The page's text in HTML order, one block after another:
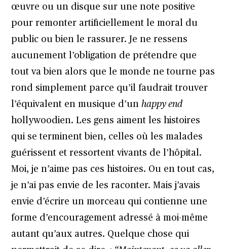
œuvre ou un disque sur une note positive
pour remonter artificiellement le moral du
public ou bien le rassurer. Je ne ressens
aucunement l’obligation de prétendre que
tout va bien alors que le monde ne tourne pas
rond simplement parce qu’il faudrait trouver
l’équivalent en musique d’unhappy end
hollywoodien. Les gens aiment les histoires
qui se terminent bien, celles où les malades
guérissent et ressortent vivants de l’hôpital.
Moi, je n’aime pas ces histoires. Ou en tout cas,
je n’ai pas envie de les raconter. Mais j’avais
envie d’écrire un morceau qui contienne une
forme d’encouragement adressé à moi-même
autant qu’aux autres. Quelque chose qui